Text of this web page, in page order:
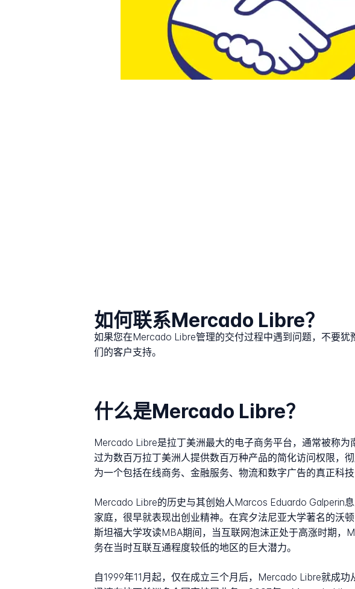
如何联系Mercado Libre？
如果您在Mercado Libre管理的交付过程中遇到问题，不要犹
们的客户支持。
什么是Mercado Libre？
Mercado Libre是拉丁美洲最大的电子商务平台，通常被称
过为数百万拉丁美洲人提供数百万种产品的简化访问权限，
为一个包括在线商务、金融服务、物流和数字广告的真正科技
Mercado Libre的历史与其创始人Marcos Eduardo Galperin
家庭，很早就表现出创业精神。在宾夕法尼亚大学著名的沃
斯坦福大学攻读MBA期间，当互联网泡沫正处于高涨时期，
务在当时互联互通程度较低的地区的巨大潜力。
自1999年11月起，仅在成立三个月后，Mercado Libre就成